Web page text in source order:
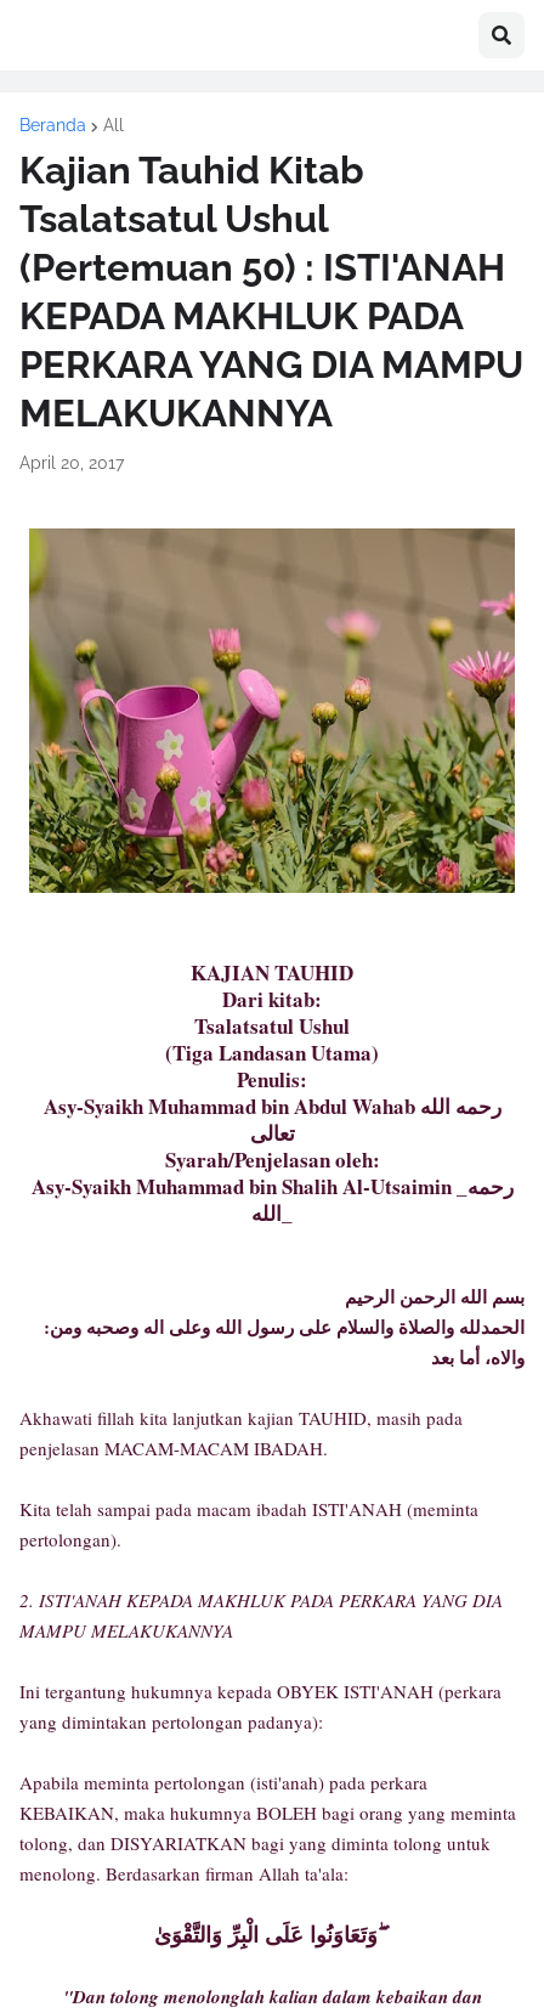
Beranda All
Kajian Tauhid Kitab
Tsalatsatul Ushul
(Pertemuan 50) : ISTI'ANAH
KEPADA MAKHLUK PADA
PERKARA YANG DIA MAMPU
MELAKUKANNYA
April 20, 2017
KAJIAN TAUHID
Dari kitab:
Tsalatsatul Ushul
(Tiga Landasan Utama)
Penulis:
Asy-Syaikh Muhammad bin Abdul Wahab رحمه الله
تعالى
Syarah/Penjelasan oleh:
Asy-Syaikh Muhammad bin Shalih Al-Utsaimin _رحمه
بسم الله الرحمن الرحيم
:الحمدلله والصلاة والسلام على رسول الله وعلى اله وصحبه ومن
والاه، أما بعد
Akhawati fillah kita lanjutkan kajian TAUHID, masih pada
penjelasan MACAM-MACAM IBADAH.
Kita telah sampai pada macam ibadah ISTI'ANAH (meminta
pertolongan).
2. ISTI'ANAH KEPADA MAKHLUK PADA PERKARA YANG DIA
MAMPU MELAKUKANNYA
Ini tergantung hukumnya kepada OBYEK ISTI'ANAH (perkara
yang dimintakan pertolongan padanya):
Apabila meminta pertolongan (isti'anah) pada perkara
KEBAIKAN, maka hukumnya BOLEH bagi orang yang meminta
tolong, dan DISYARIATKAN bagi yang diminta tolong untuk
menolong. Berdasarkan firman Allah ta'ala:
وَتَعَاوَنُوا عَلَى الْبِرِّ وَالتَّقْوَىٰ ۖ
"Dan tolong menolonglah kalian dalam kebaikan dan